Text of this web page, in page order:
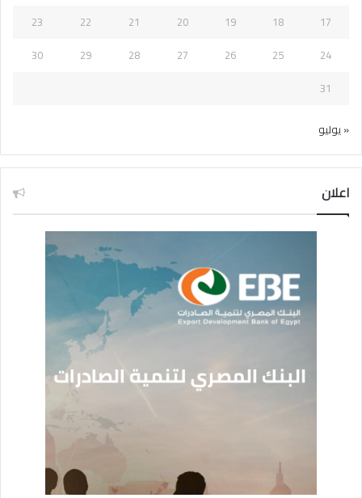
17
18
19
20
21
22
23
24
25
26
27
28
29
30
31
« يوليو
اعلان